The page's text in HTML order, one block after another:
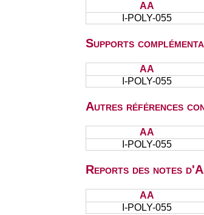
AA
I-POLY-055
Supports
AA
I-POLY-055
Autres références
AA
I-POLY-055
Reports des notes
AA
I-POLY-055